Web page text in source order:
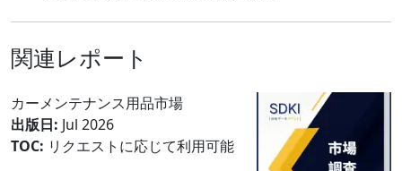
関連レポート
カーメンテナンス用品市場
出版日: Jul 2026
TOC: リクエストに応じて利用可能